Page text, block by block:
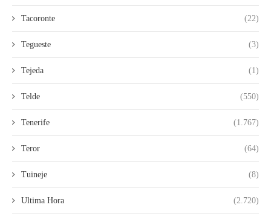
Tacoronte (22)
Tegueste (3)
Tejeda (1)
Telde (550)
Tenerife (1.767)
Teror (64)
Tuineje (8)
Ultima Hora (2.720)